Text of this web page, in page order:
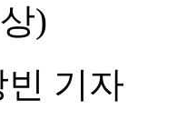
)
기자